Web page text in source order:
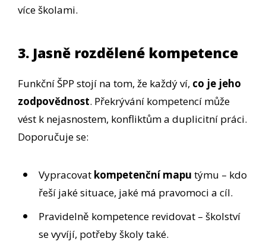
více školami.
3. Jasně rozdělené kompetence
Funkční ŠPP stojí na tom, že každý ví, co je jeho
zodpovědnost. Překrývání kompetencí může
vést k nejasnostem, konfliktům a duplicitní práci.
Doporučuje se:
Vypracovat kompetenční mapu týmu – kdo
řeší jaké situace, jaké má pravomoci a cíl.
Pravidelně kompetence revidovat – školství
se vyvíjí, potřeby školy také.